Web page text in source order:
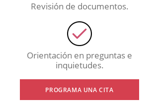
Revisión de documentos.
Orientación en preguntas e
inquietudes.
PROGRAMA UNA CITA